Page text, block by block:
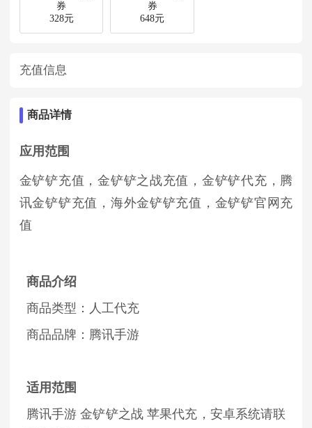
券
328元
券
648元
充值信息
商品详情
应用范围
金铲铲充值，金铲铲之战充值，金铲铲代充，腾
讯金铲铲充值，海外金铲铲充值，金铲铲官网充
值
商品介绍
商品类型：人工代充
商品品牌：腾讯手游
适用范围
腾讯手游 金铲铲之战 苹果代充，安卓系统请联